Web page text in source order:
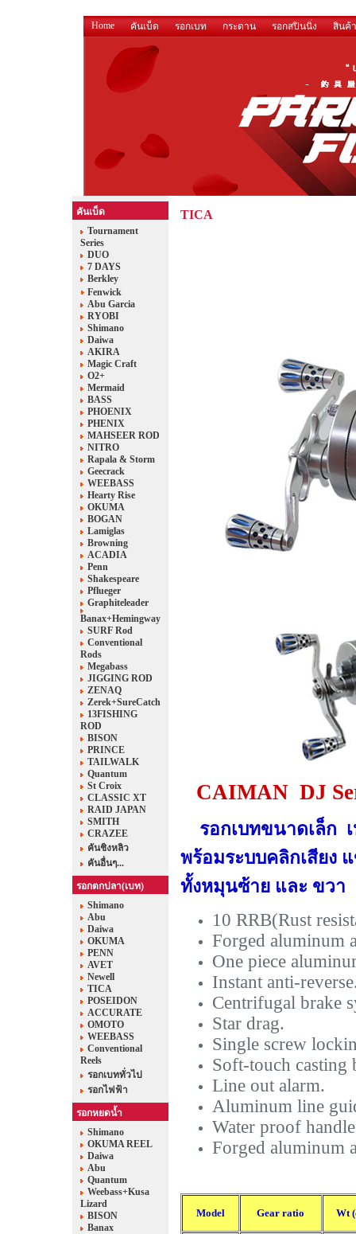
Home คันเบ็ด รอกเบท กระดาน รอกสปินนิ่ง สินค้า
คันเบ็ด
Tournament
Series
DUO
7 DAYS
Berkley
Fenwick
Abu Garcia
RYOBI
Shimano
Daiwa
AKIRA
Magic Craft
O2+
Mermaid
BASS
PHOENIX
PHENIX
MAHSEER ROD
NITRO
Rapala & Storm
Geecrack
WEEBASS
Hearty Rise
OKUMA
BOGAN
Lamiglas
Browning
ACADIA
Penn
Shakespeare
Pflueger
Graphiteleader
Banax+Hemingway
SURF Rod
Conventional
Rods
Megabass
JIGGING ROD
ZENAQ
Zerek+SureCatch
13FISHING
ROD
BISON
PRINCE
TAILWALK
Quantum
St Croix
CLASSIC XT
RAID JAPAN
SMITH
CRAZEE
คันชิงหลิว
คันอื่นๆ...
รอกตกปลา(เบท)
Shimano
Abu
Daiwa
OKUMA
PENN
AVET
Newell
TICA
POSEIDON
ACCURATE
OMOTO
WEEBASS
Conventional
Reels
รอกเบททั่วไป
รอกไฟฟ้า
รอกหยดน้ำ
Shimano
OKUMA REEL
Daiwa
Abu
Quantum
Weebass+Kusa
Lizard
BISON
Banax
TICA
CAIMAN DJ
รอกเบทขนาดเล็ก
พร้อมระบบคลิกเสียง
ทั้งหมุนซ้าย และ ขวา
10 RRB(Rust
Forged aluminum
One piece
Instant anti-
Centrifugal brake
Star drag.
Single screw
Soft-touch casting
Line out alarm.
Aluminum line
Water proof
Forged aluminum
Model Gear ratio Wt